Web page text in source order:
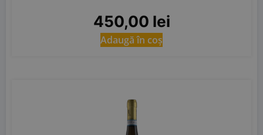
450,00 lei
Adaugă în coș